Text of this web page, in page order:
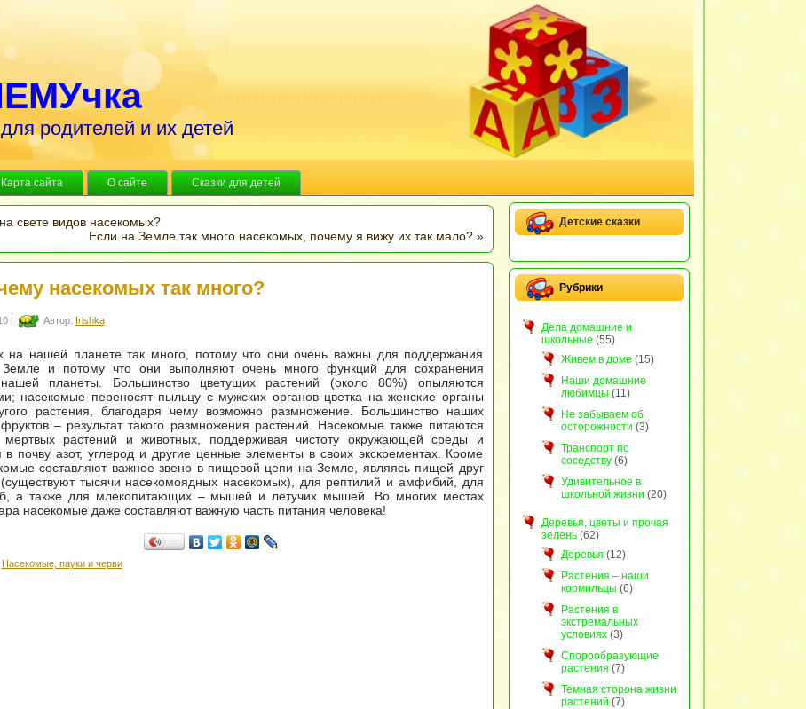
родителей и их детей
Карта сайта О сайте Сказки для детей
свете видов насекомых?
Если на Земле так много насекомых, почему я вижу их так мало?»
насекомых так много?
| Автор: Irishka
на нашей планете так много, потому что они очень важны для поддержания
и потому что они выполняют очень много функций для сохранения
нашей планеты. Большинство цветущих растений (около 80%) опыляются
насекомые переносят пыльцу с мужских органов цветка на женские органы
растения, благодаря чему возможно размножение.
Большинство наших
– результат такого размножения растений. Насекомые также питаются
мертвых растений и животных, поддерживая чистоту окружающей среды и
в почву азот, углерод и другие ценные элементы в своих экскрементах. Кроме
составляют важное звено в пищевой цепи на Земле, являясь пищей друг
(существуют тысячи насекомоядных насекомых), для рептилий и амфибий, для
а также для млекопитающих – мышей и летучих мышей. Во многих местах
насекомые даже составляют важную часть питания человека!
Насекомые, пауки и черви
Детские сказки
Рубрики
Дела домашние и
школьные (55)
Живем в доме (15)
Наши домашние
любимцы (11)
Не забываем об
осторожности (3)
Транспорт по
соседству(6)
Удивительное в
школьной жизни (20)
Деревья, цветы и прочая
зелень(62)
Деревья (12)
Растения – наши
кормильцы (6)
Растения в
экстремальных
условиях(3)
Спорообразующие
растения (7)
Темная сторона жизни
растений (7)